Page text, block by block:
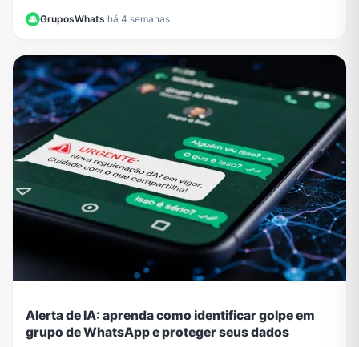
mostra como iniciar conversas e gerenciar chats.
GruposWhats·há 4 semanas
Alerta de IA: aprenda como identificar golpe em
grupo de WhatsApp e proteger seus dados